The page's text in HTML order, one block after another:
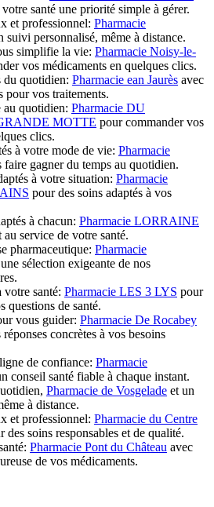
santé une priorité simple à gérer.
et professionnel: Pharmacie
suivi personnalisé, même à distance.
simplifie la vie: Pharmacie Noisy-le-
vos médicaments en quelques clics.
du quotidien: Pharmacie ean Jaurès avec
pour vos traitements.
au quotidien: Pharmacie DU
MOTTE pour commander vos
clics.
à votre mode de vie: Pharmacie
faire gagner du temps au quotidien.
à votre situation: Pharmacie
pour des soins adaptés à vos
à chacun: Pharmacie LORRAINE
service de votre santé.
pharmaceutique: Pharmacie
sélection exigeante de nos
votre santé: Pharmacie LES 3 LYS pour
questions de santé.
vous guider: Pharmacie De Rocabey
réponses concrètes à vos besoins
de confiance: Pharmacie
conseil santé fiable à chaque instant.
Pharmacie de Vosgelade et un
à distance.
et professionnel: Pharmacie du Centre
des soins responsables et de qualité.
Pharmacie Pont du Château avec
de vos médicaments.